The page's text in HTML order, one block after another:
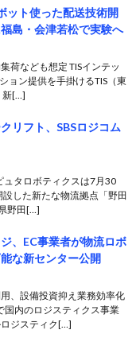
ット使った配送技術開
島・会津若松で実験へ
荷なども想定 TISインテッ
ョン提供を手掛けるTIS（東
新[…]
リフト、SBSロジコム
ュタロボティクスは7月30
した新たな物流拠点「野田
野田[…]
、EC事業者が物流ロボ
な新センター公開
、設備投資抑え業務効率化
国内のロジスティクス事業
ジスティク[…]